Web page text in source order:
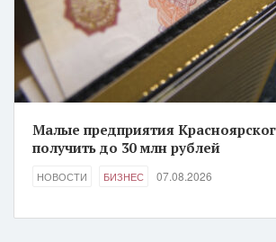
Малые предприятия
получить до 30 млн рублей
НОВОСТИ БИЗНЕС 07.08.2026